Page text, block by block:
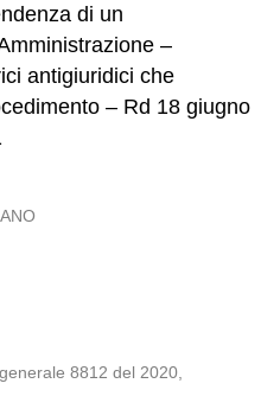
di un
–
antigiuridici che
– Rd 18 giugno
8812 del 2020,